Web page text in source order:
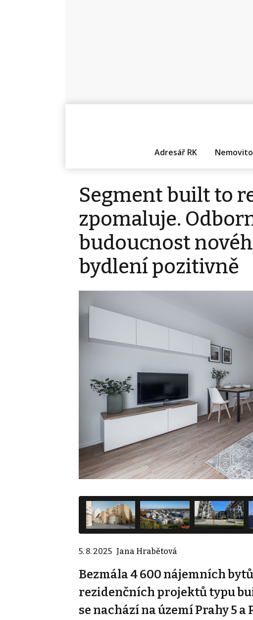
Adresář RK
Segment built to
zpomaluje.
budoucnost
bydlení pozitivně
5. 8. 2025 Jana Hrabětová
Bezmála 4 600 nájemních
rezidenčních projektů typu
se nachází na území Prahy 5 a